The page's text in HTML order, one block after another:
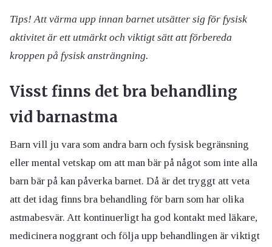
Tips! Att värma upp innan barnet utsätter sig för fysisk
aktivitet är ett utmärkt och viktigt sätt att förbereda
kroppen på fysisk ansträngning.
Visst finns det bra behandling
vid barnastma
Barn vill ju vara som andra barn och fysisk begränsning
eller mental vetskap om att man bär på något som inte alla
barn bär på kan påverka barnet. Då är det tryggt att veta
att det idag finns bra behandling för barn som har olika
astmabesvär. Att kontinuerligt ha god kontakt med läkare,
medicinera noggrant och följa upp behandlingen är viktigt